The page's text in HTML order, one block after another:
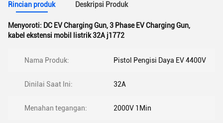
Rincian produk Deskripsi Produk
Menyoroti: DC EV Charging Gun,3 Phase EV Charging Gun,
kabel ekstensi mobil listrik 32A j1772
Nama Produk: Pistol Pengisi Daya EV 4400V
Dinilai Saat Ini: 32A
Menahan tegangan: 2000V 1Min